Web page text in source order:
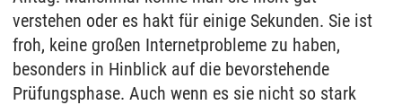
verstehen oder es hakt für einige Sekunden. Sie ist
froh, keine großen Internetprobleme zu haben,
besonders in Hinblick auf die bevorstehende
Prüfungsphase. Auch wenn es sie nicht so stark